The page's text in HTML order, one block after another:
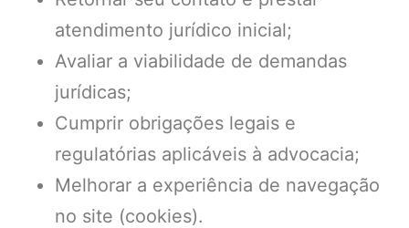
atendimento jurídico inicial;
Avaliar a viabilidade de demandas
jurídicas;
Cumprir obrigações legais e
regulatórias aplicáveis à advocacia;
Melhorar a experiência de navegação
no site (cookies).